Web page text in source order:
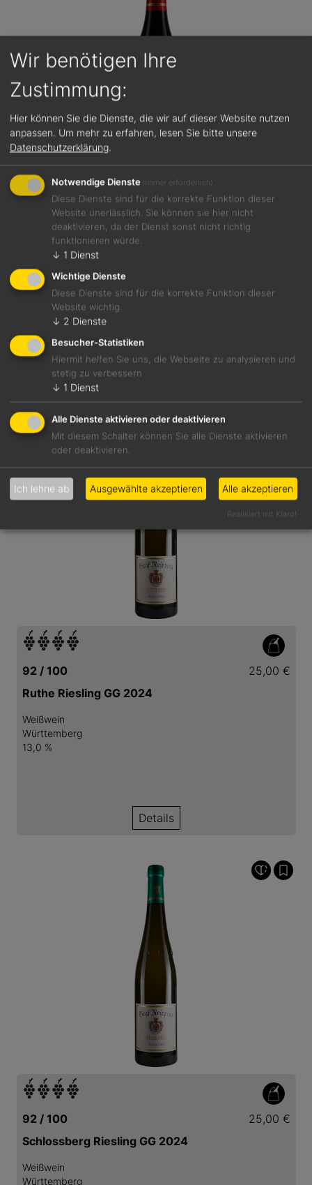
92 / 100
30,00 €
Schlossberg Spätburgunder GG 2023
Rotwein
Württemberg
Details
92 / 100
25,00 €
Ruthe Riesling GG 2024
Weißwein
Württemberg
13,0 %
Details
92 / 100
25,00 €
Schlossberg Riesling GG 2024
Weißwein
Württemberg
Wir benötigen Ihre
Zustimmung:
Hier können Sie die Dienste, die wir auf dieser Website nutzen
anpassen. Um mehr zu erfahren, lesen Sie bitte unsere
Datenschutzerklärung.
Notwendige Dienste (immer erforderlich)
Diese Dienste sind für die korrekte Funktion dieser
Website unerlässlich. Sie können sie hier nicht
deaktivieren, da der Dienst sonst nicht richtig
funktionieren würde.
↓ 1 Dienst
Wichtige Dienste
Diese Dienste sind für die korrekte Funktion dieser
Website wichtig.
↓ 2 Dienste
Besucher-Statistiken
Hiermit helfen Sie uns, die Webseite zu analysieren und
stetig zu verbessern
↓ 1 Dienst
Alle Dienste aktivieren oder deaktivieren
Mit diesem Schalter können Sie alle Dienste aktivieren
oder deaktivieren.
Ich lehne ab Ausgewählte akzeptieren Alle akzeptieren
Realisiert mit Klaro!